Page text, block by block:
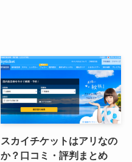
スカイチケットはアリなの
か？口コミ・評判まとめ